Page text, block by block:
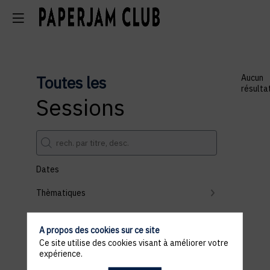
Toutes les
Sessions
Dates
Thèmatiques
Effacer tous les filtres
Aucun
A propos des cookies sur ce site
Ce site utilise des cookies visant à améliorer votre
expérience.